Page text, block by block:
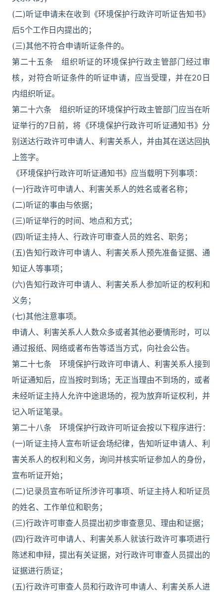
(二)听证申请未在收到《环境保护行政许可听证告知书》
后5个工作日内提出的；
(三)其他不符合申请听证条件的。
第二十五条 组织听证的环境保护行政主管部门经过审
核，对符合听证条件的听证申请，应当受理，并在20日
内组织听证。
第二十六条 组织听证的环境保护行政主管部门应当在听
证举行的7日前，将《环境保护行政许可听证通知书》分
别送达行政许可申请人、利害关系人，并由其在送达回执
上签字。
《环境保护行政许可听证通知书》应当载明下列事项：
(一)行政许可申请人、利害关系人的姓名或者名称；
(二)听证的事由与依据；
(三)听证举行的时间、地点和方式；
(四)听证主持人、行政许可审查人员的姓名、职务；
(五)告知行政许可申请人、利害关系人预先准备证据、通
知证人等事项；
(六)告知行政许可申请人、利害关系人参加听证的权利和
义务；
(七)其他注意事项。
申请人、利害关系人人数众多或者其他必要情形时，可以
通过报纸、网络或者布告等适当方式，向社会公告。
第二十七条 环境保护行政许可申请人、利害关系人接到
听证通知后，应当按时到场；无正当理由不到场的，或者
未经听证主持人允许中途退场的，视为放弃听证权利，并
记入听证笔录。
第二十八条 环境保护行政许可听证会按以下程序进行：
(一)听证主持人宣布听证会场纪律，告知听证申请人、利
害关系人的权利和义务，询问并核实听证参加人的身份，
宣布听证开始；
(二)记录员宣布听证所涉许可事项、听证主持人和听证员
的姓名、工作单位和职务；
(三)行政许可审查人员提出初步审查意见、理由和证据；
(四)行政许可申请人、利害关系人就该行政许可事项进行
陈述和申辩，提出有关证据，对行政许可审查人员提出的
证据进行质证；
(五)行政许可审查人员和行政许可申请人、利害关系人进